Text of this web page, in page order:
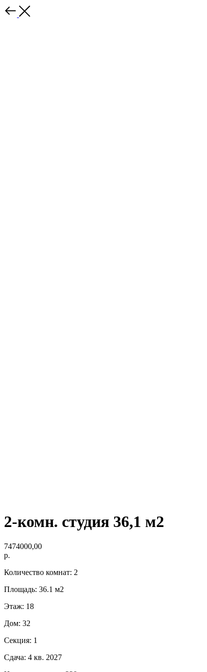
2-комн. студия 36,1 м2
7474000,00
р.
Количество комнат: 2
Площадь: 36.1 м2
Этаж: 18
Дом: 32
Секция: 1
Сдача: 4 кв. 2027